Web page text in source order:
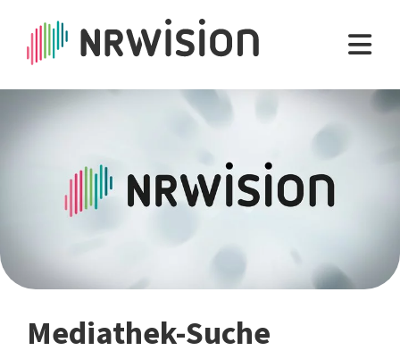
Mediathek-Suche